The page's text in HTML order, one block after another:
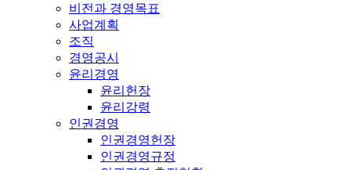
비전과 경영목표
사업계획
조직
경영공시
윤리경영
윤리헌장
윤리강령
인권경영
인권경영헌장
인권경영규정